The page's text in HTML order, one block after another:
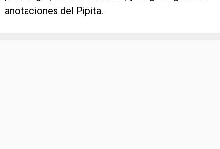
anotaciones del Pipita.